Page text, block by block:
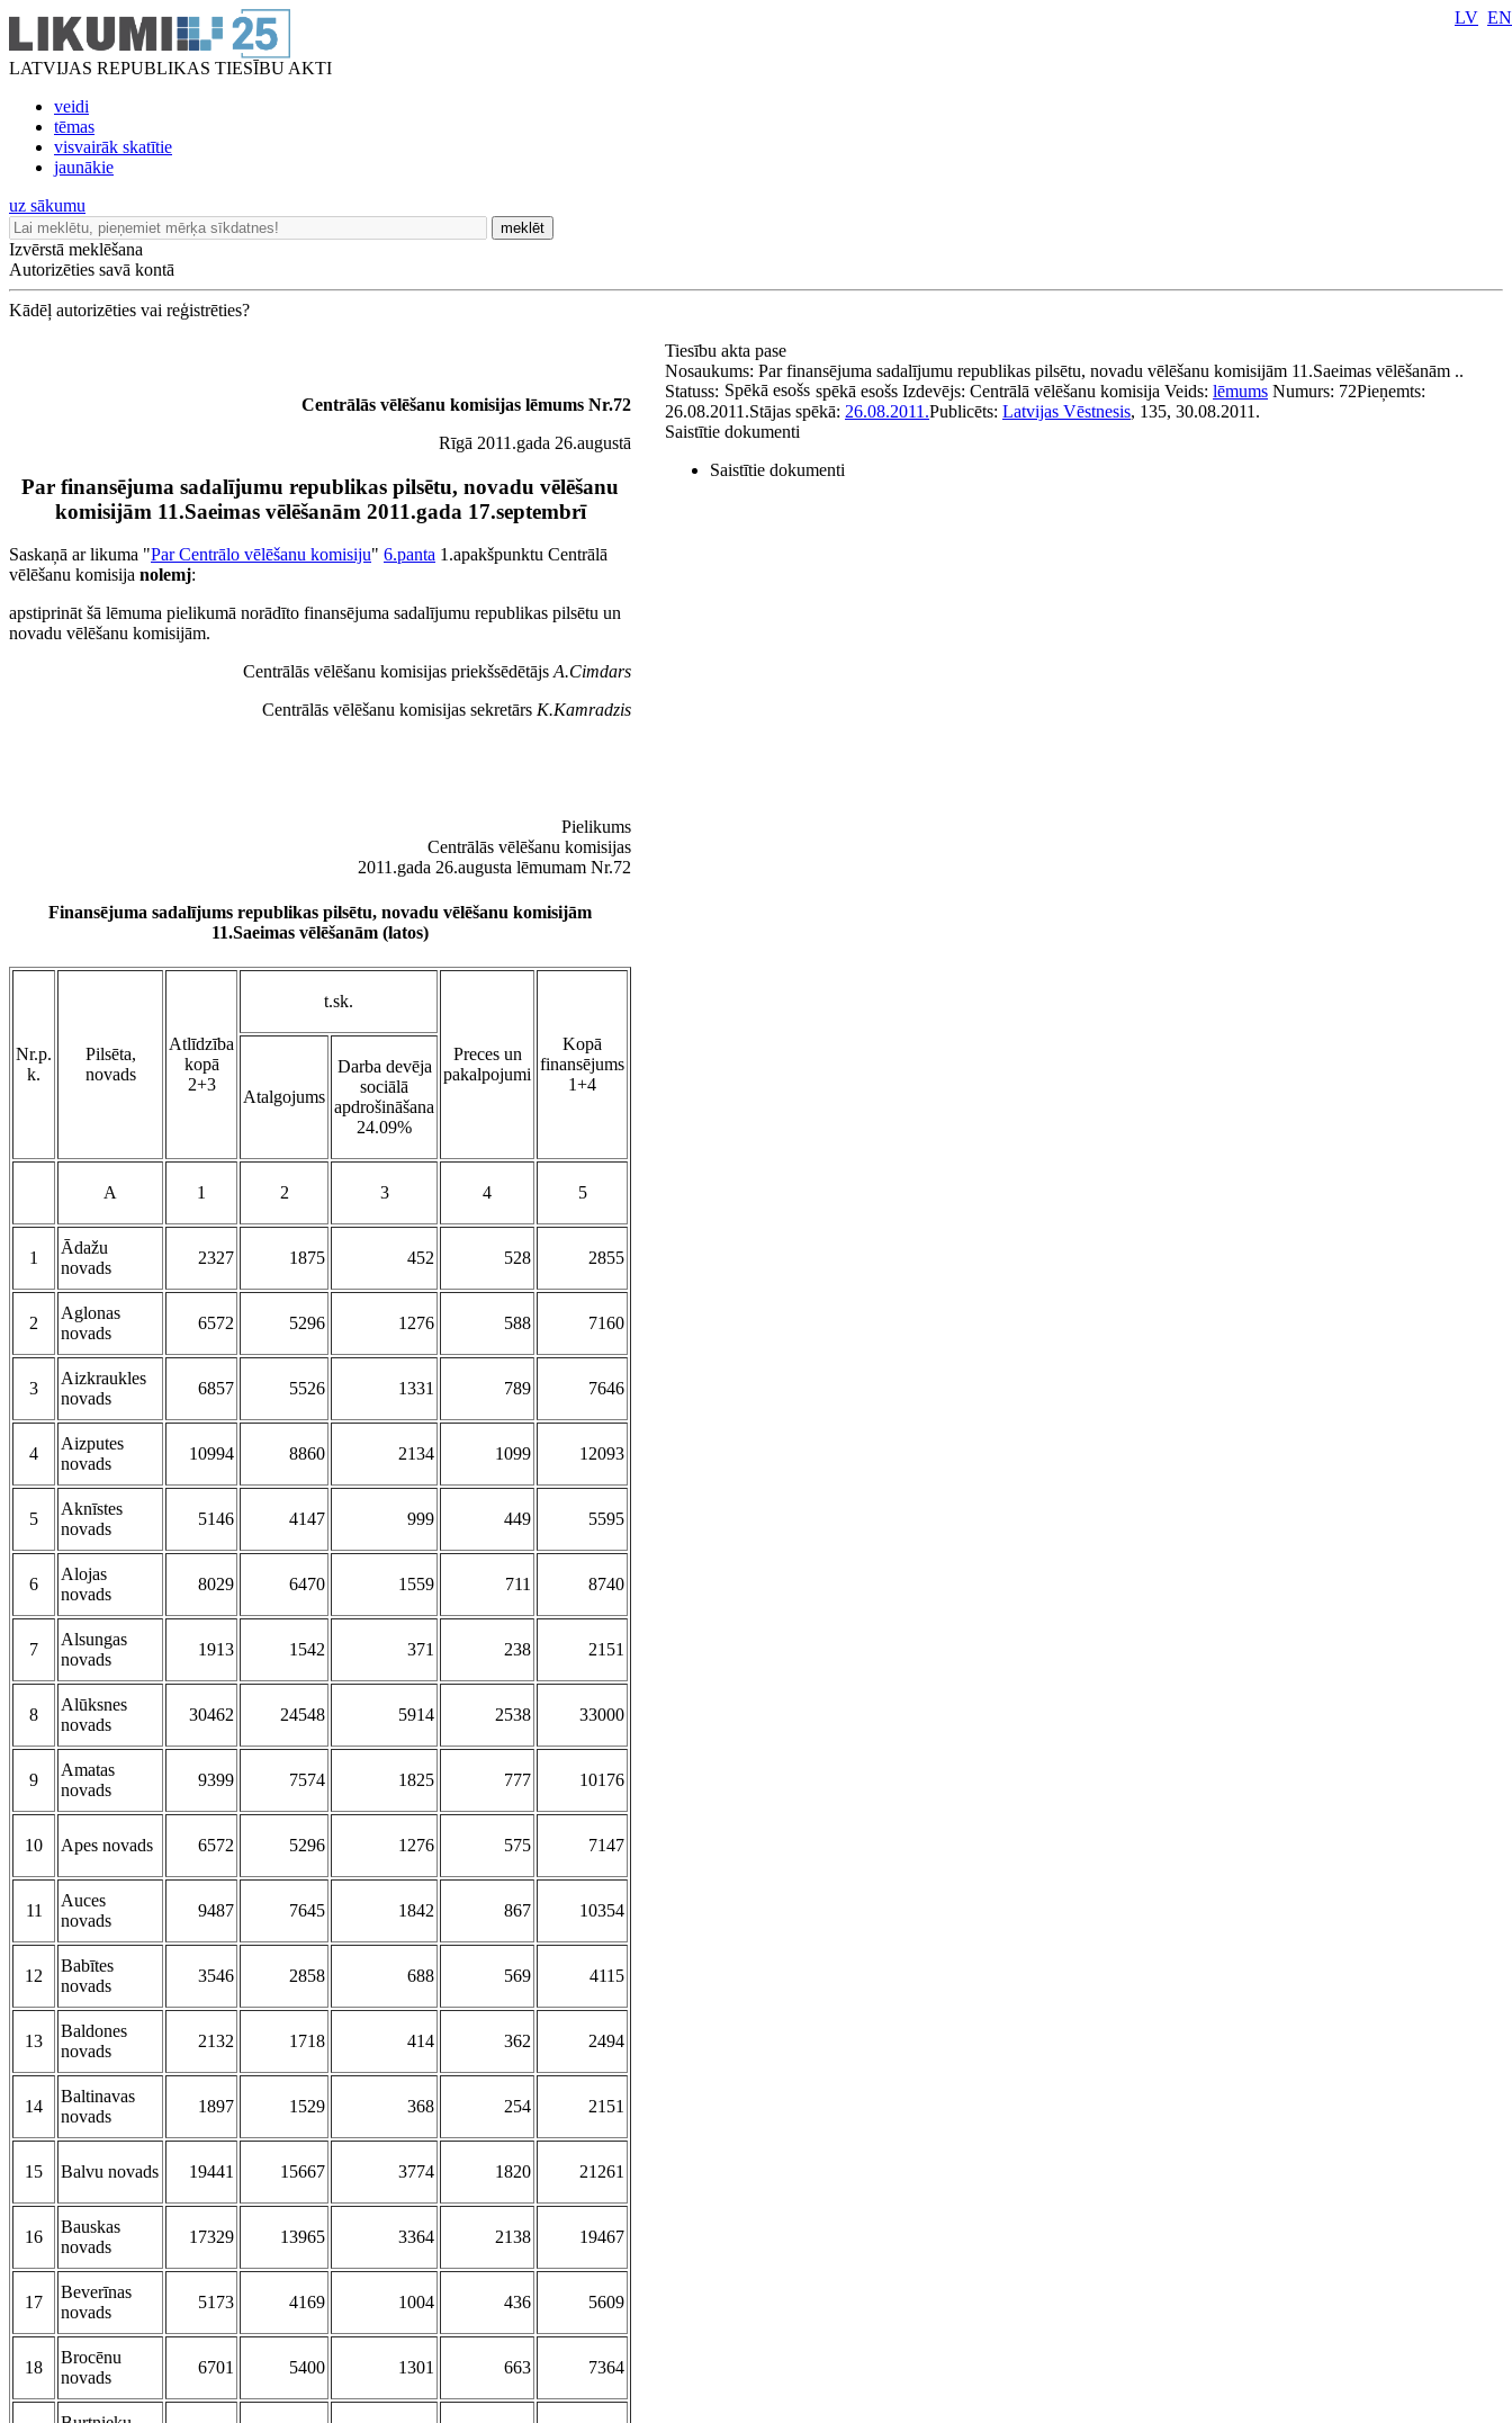
LATVIJAS REPUBLIKAS TIESĪBU AKTI
veidi
tēmas
visvairāk skatītie
jaunākie
LV EN
uz sākumu
meklēt
Izvērstā meklēšana
Autorizēties savā kontā
Kādēļ autorizēties vai reģistrēties?
Centrālās vēlēšanu komisijas lēmums Nr.72
Rīgā 2011.gada 26.augustā
Par finansējuma sadalījumu republikas pilsētu, novadu vēlēšanu
komisijām 11.Saeimas vēlēšanām 2011.gada 17.septembrī
Saskaņā ar likuma "Par Centrālo vēlēšanu komisiju" 6.panta 1.apakšpunktu Centrālā
vēlēšanu komisija nolemj:
apstiprināt šā lēmuma pielikumā norādīto finansējuma sadalījumu republikas pilsētu un
novadu vēlēšanu komisijām.
Centrālās vēlēšanu komisijas priekšsēdētājsA.Cimdars
Centrālās vēlēšanu komisijas sekretārs K.Kamradzis
Pielikums
Centrālās vēlēšanu komisijas
2011.gada 26.augusta lēmumam Nr.72
Finansējuma sadalījums republikas pilsētu, novadu vēlēšanu komisijām
11.Saeimas vēlēšanām (latos)
Nr.p.
k.
Pilsēta,
novads
Atlīdzība
kopā
2+3
t.sk.
Preces un
pakalpojumi
Kopā
finansējums
1+4
Atalgojums
Darba devēja
sociālā
apdrošināšana
24.09%
A 1 2 3 4 5
1
Ādažu
novads
2327 1875 452 528 2855
2
Aglonas
novads
6572 5296 1276 588 7160
3
Aizkraukles
novads
6857 5526 1331 789 7646
4
Aizputes
novads
10994 8860 2134 1099 12093
5
Aknīstes
novads
5146 4147 999 449 5595
6
Alojas
novads
8029 6470 1559 711 8740
7
Alsungas
novads
1913 1542 371 238 2151
8
Alūksnes
novads
30462 24548 5914 2538 33000
9
Amatas
novads
9399 7574 1825 777 10176
10 Apes novads 6572 5296 1276 575 7147
11
Auces
novads
9487 7645 1842 867 10354
12
Babītes
novads
3546 2858 688 569 4115
13
Baldones
novads
2132 1718 414 362 2494
14
Baltinavas
novads
1897 1529 368 254 2151
15 Balvu novads 19441 15667 3774 1820 21261
16
Bauskas
novads
17329 13965 3364 2138 19467
17
Beverīnas
novads
5173 4169 1004 436 5609
18
Brocēnu
novads
6701 5400 1301 663 7364
Tiesību akta pase
Nosaukums: Par finansējuma sadalījumu republikas pilsētu, novadu vēlēšanu komisijām 11.Saeimas vēlēšanām ..
Statuss: Spēkā esošs spēkā esošs Izdevējs: Centrālā vēlēšanu komisija Veids: lēmums Numurs: 72Pieņemts:
26.08.2011.Stājas spēkā: 26.08.2011.Publicēts: Latvijas Vēstnesis, 135, 30.08.2011.
Saistītie dokumenti
Saistītie dokumenti